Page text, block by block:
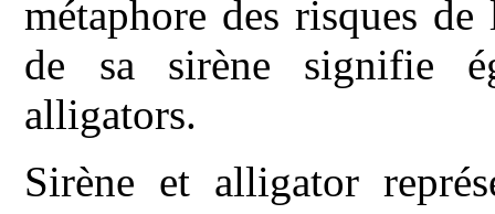
métaphore des risques
de sa sirène signifie
alligators.
Sirène et alligator